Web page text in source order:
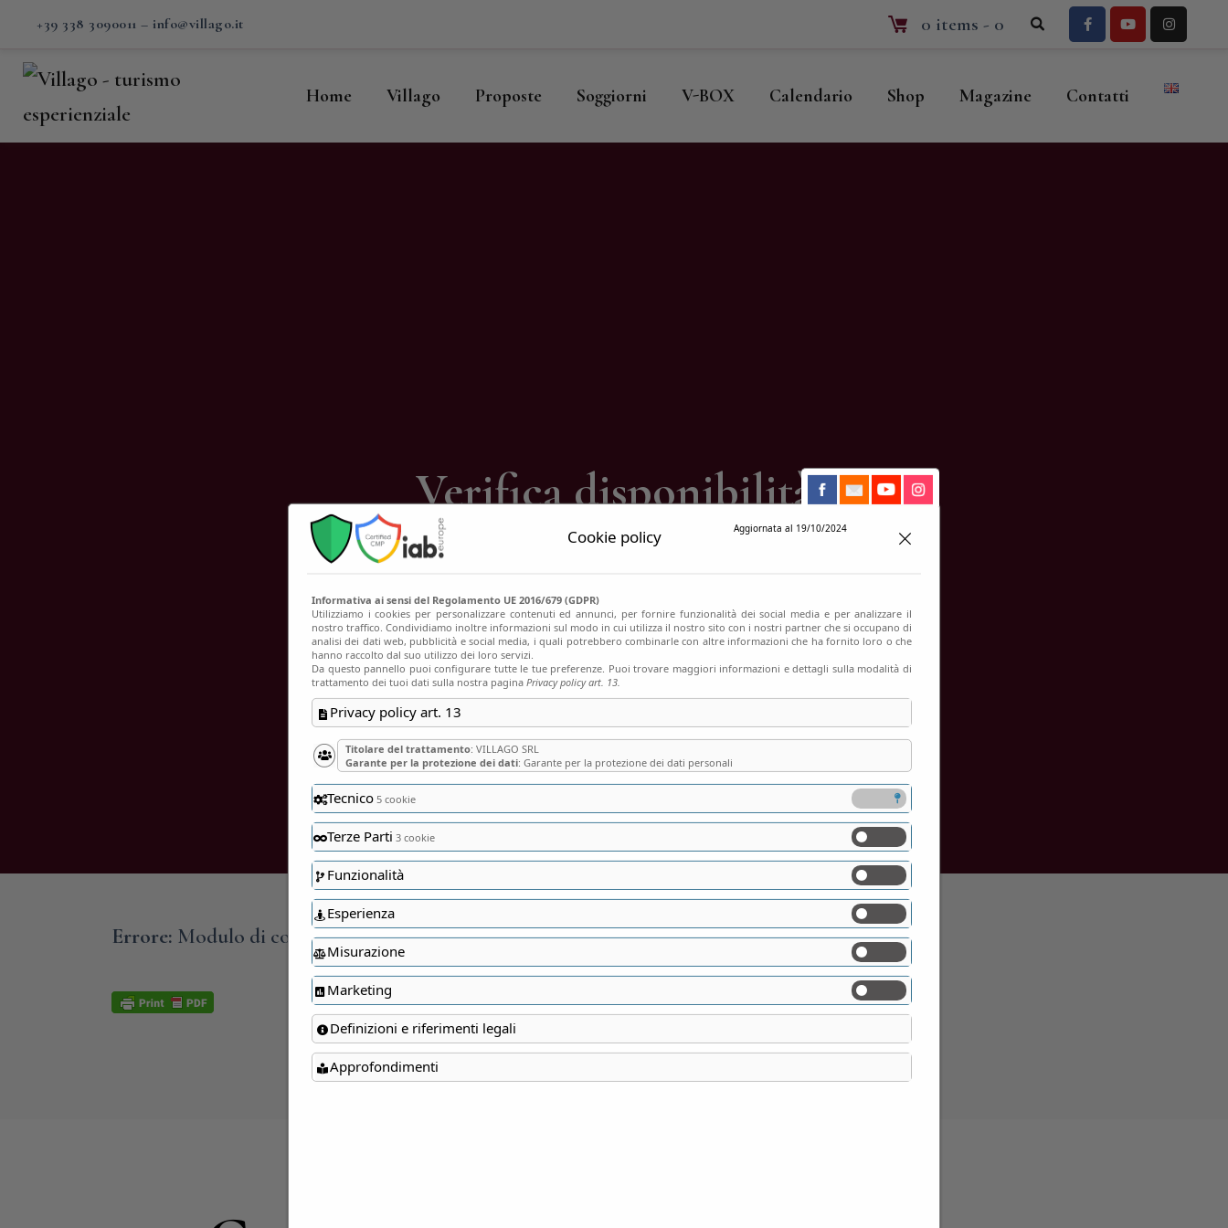
+39 338 3090011 – info@villago.it 0 items - 0
Home Villago Proposte Soggiorni V-BOX Calendario Shop Magazine Contatti
Verifica disponibilità
Verifica disponibilità
Errore: Modulo di contatto non trovato.
Cookie policy Aggiornata al 19/10/2024
Informativa ai sensi del Regolamento UE 2016/679 (GDPR)
Utilizziamo i cookies per personalizzare contenuti ed annunci, per fornire funzionalità dei social media e per analizzare il
nostro traffico. Condividiamo inoltre informazioni sul modo in cui utilizza il nostro sito con i nostri partner che si occupano di
analisi dei dati web, pubblicità e social media, i quali potrebbero combinarle con altre informazioni che ha fornito loro o che
hanno raccolto dal suo utilizzo dei loro servizi.
Da questo pannello puoi configurare tutte le tue preferenze. Puoi trovare maggiori informazioni e dettagli sulla modalità di
trattamento dei tuoi dati sulla nostra pagina Privacy policy art. 13.
Privacy policy art. 13
Titolare del trattamento: VILLAGO SRL
Garante per la protezione dei dati: Garante per la protezione dei dati personali
Tecnico 5 cookie
Terze Parti 3 cookie
Funzionalità
Esperienza
Misurazione
Marketing
Definizioni e riferimenti legali
Approfondimenti